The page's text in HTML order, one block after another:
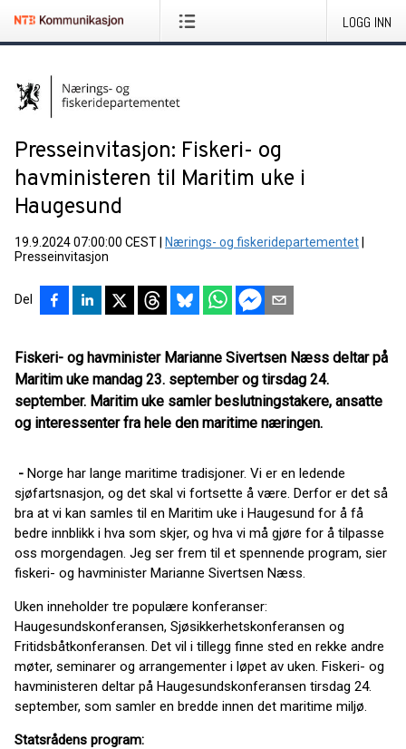
LOGG INN
Presseinvitasjon: Fiskeri- og
havministeren til Maritim uke i
Haugesund
19.9.2024 07:00:00 CEST Nærings- og fiskeridepartementet
Presseinvitasjon
Del
Fiskeri- og havminister Marianne Sivertsen Næss deltar på
Maritim uke mandag 23. september og tirsdag 24.
september. Maritim uke samler beslutningstakere, ansatte
og interessenter fra hele den maritime næringen.
- Norge har lange maritime tradisjoner. Vi er en ledende
sjøfartsnasjon, og det skal vi fortsette å være. Derfor er det så
bra at vi kan samles til en Maritim uke i Haugesund for å få
bedre innblikk i hva som skjer, og hva vi må gjøre for å tilpasse
oss morgendagen. Jeg ser frem til et spennende program, sier
fiskeri- og havminister Marianne Sivertsen Næss.
Uken inneholder tre populære konferanser:
Haugesundskonferansen, Sjøsikkerhetskonferansen og
Fritidsbåtkonferansen. Det vil i tillegg finne sted en rekke andre
møter, seminarer og arrangementer i løpet av uken. Fiskeri- og
havministeren deltar på Haugesundskonferansen tirsdag 24.
september, som samler en bredde innen det maritime miljø.
Statsrådens program: